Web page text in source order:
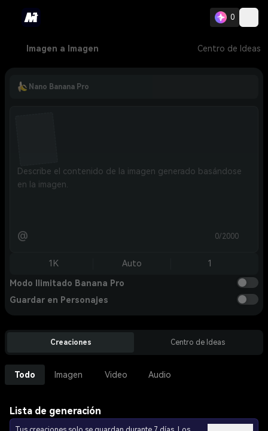
0
Imagen a Imagen Centro de Ideas
Nano Banana Pro
@ 0/2000
1K Auto 1
Modo Ilimitado Banana Pro
Guardar en Personajes
Creaciones Centro de Ideas
Todo Imagen Video Audio
Lista de generación